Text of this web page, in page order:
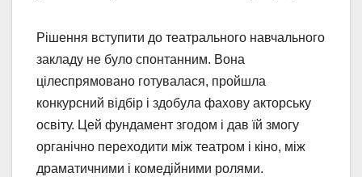
Рішення вступити до театрального навчального
закладу не було спонтанним. Вона
цілеспрямовано готувалася, пройшла
конкурсний відбір і здобула фахову акторську
освіту. Цей фундамент згодом і дав їй змогу
органічно переходити між театром і кіно, між
драматичними і комедійними ролями.